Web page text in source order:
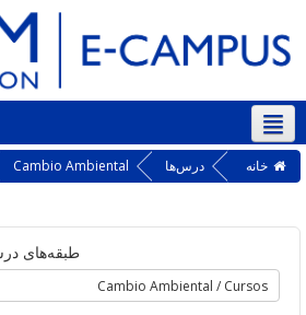
درس‌ها Cambio Ambiental
طبقه‌های درسی: